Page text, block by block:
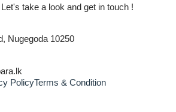
take a look and get in touch !
Nugegoda 10250
PolicyTerms & Condition